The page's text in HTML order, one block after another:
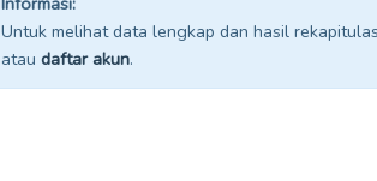
Untuk melihat data lengkap dan hasil
atau daftar akun.